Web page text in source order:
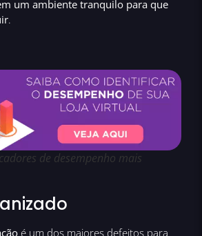
um ambiente tranquilo para que
.
de desempenho mais
é um dos maiores defeitos para